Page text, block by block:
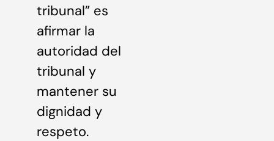
tribunal” es
afirmar la
autoridad del
tribunal y
mantener su
dignidad y
respeto.